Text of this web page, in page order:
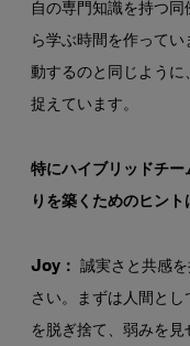
自の専門知識を持つ
ら学ぶ時間を作って
動するのと同じように
捉えています。
特にハイブリッドチ
りを築くためのヒント
Joy： 誠実さと共感
さい。まずは人間と
を脱ぎ捨て、弱みを